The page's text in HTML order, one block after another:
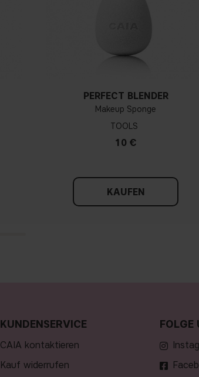
PERFECT BLENDER
Makeup Sponge
TOOLS
10 €
KAUFEN
KUNDENSERVICE
CAIA kontaktieren
Kauf widerrufen
FOLGE